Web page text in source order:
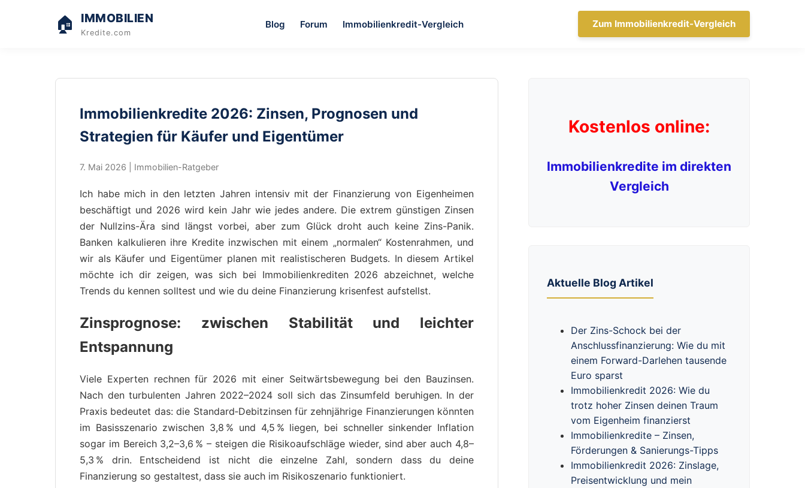
🏠 IMMOBILIEN
Kredite.com
Blog Forum Immobilienkredit-Vergleich Zum Immobilienkredit-Vergleich
Immobilienkredite 2026: Zinsen, Prognosen und
Strategien für Käufer und Eigentümer
7. Mai 2026 | Immobilien-Ratgeber
Ich habe mich in den letzten Jahren intensiv mit der Finanzierung von Eigenheimen
beschäftigt und 2026 wird kein Jahr wie jedes andere. Die extrem günstigen Zinsen
der Nullzins-Ära sind längst vorbei, aber zum Glück droht auch keine Zins-Panik.
Banken kalkulieren ihre Kredite inzwischen mit einem „normalen“ Kosten­rahmen, und
wir als Käufer und Eigentümer planen mit realistischeren Budgets. In diesem Artikel
möchte ich dir zeigen, was sich bei Immobilienkrediten 2026 abzeichnet, welche
Trends du kennen solltest und wie du deine Finanzierung krisenfest aufstellst.
Zinsprognose: zwischen Stabilität und leichter
Entspannung
Viele Experten rechnen für 2026 mit einer Seitwärts­bewegung bei den Bauzinsen.
Nach den turbu­len­t­en Jahren 2022–2024 soll sich das Zinsumfeld beruhigen. In der
Praxis bedeutet das: die Standard‑Debitzinsen für zehnjährige Finanzierungen könnten
im Basisszenario zwischen 3,8 % und 4,5 % liegen, bei schneller sinkender Inflation
sogar im Bereich 3,2–3,6 % – steigen die Risikoaufschläge wieder, sind aber auch 4,8–
5,3 % drin. Entscheidend ist nicht die einzelne Zahl, sondern dass du deine
Finanzierung so gestaltest, dass sie auch im Risikoszenario funktioniert.
Kostenlos online:
Immobilienkredite im direkten
Vergleich
Aktuelle Blog Artikel
Der Zins-Schock bei der
Anschlussfinanzierung: Wie du mit
einem Forward-Darlehen tausende
Euro sparst
Immobilienkredit 2026: Wie du
trotz hoher Zinsen deinen Traum
vom Eigenheim finanzierst
Immobilienkredite – Zinsen,
Förderungen & Sanierungs-Tipps
Immobilienkredit 2026: Zinslage,
Preisentwicklung und mein